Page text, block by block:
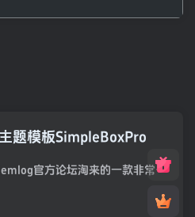
题模板SimpleBoxPro
SimpleBoxPro主题是博客吧自emlog官方论坛淘来的一款非常简约的emlog CMS模板，该emlog模板全局仅使用了3张图片，蓝白色设计，两三布局，预览728*90大幅广告位置，整体看上去简洁大气，挺好看的...